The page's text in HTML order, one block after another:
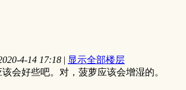
4-14 17:18 | 显示全部楼层
会好些吧。对，菠萝应该会增湿的。